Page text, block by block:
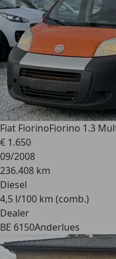
Fiat FiorinoFiorino 1.3
€ 1.650
09/2008
236.408 km
Diesel
4,5 l/100 km (comb.)
Dealer
BE 6150Anderlues